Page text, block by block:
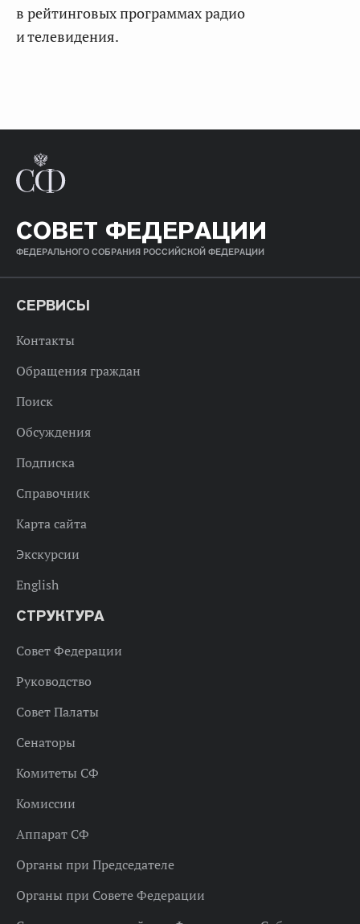
в рейтинговых программах радио
и телевидения.
СОВЕТ ФЕДЕРАЦИИ
ФЕДЕРАЛЬНОГО СОБРАНИЯ РОССИЙСКОЙ ФЕДЕРАЦИИ
СЕРВИСЫ
Контакты
Обращения граждан
Поиск
Обсуждения
Подписка
Справочник
Карта сайта
Экскурсии
English
СТРУКТУРА
Совет Федерации
Руководство
Совет Палаты
Сенаторы
Комитеты СФ
Комиссии
Аппарат СФ
Органы при Председателе
Органы при Совете Федерации